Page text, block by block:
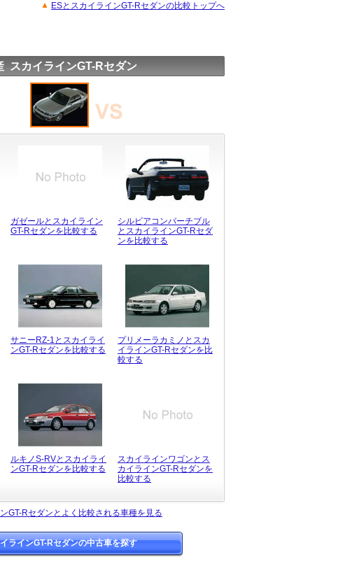
ESとスカイラインGT-Rセダンの比較トップへ
スカイラインGT-Rセダン
ガゼールとスカイライン
GT-Rセダンを比較する
シルビアコンバーチブル
とスカイラインGT-Rセダ
ンを比較する
サニーRZ-1とスカイライ
ンGT-Rセダンを比較する
プリメーラカミノとスカ
イラインGT-Rセダンを比
較する
ルキノS-RVとスカイライ
ンGT-Rセダンを比較する
スカイラインワゴンとス
カイラインGT-Rセダンを
比較する
GT-Rセダンとよく比較される車種を見る
ラインGT-Rセダンの中古車を探す